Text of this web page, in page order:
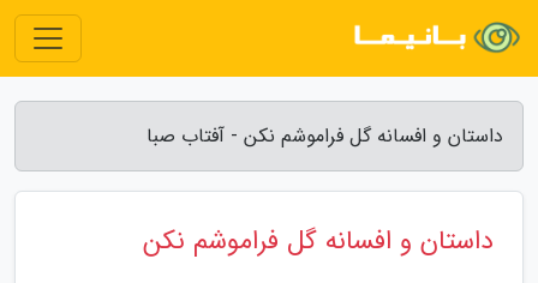
داستان و افسانه گل فراموشم نکن - آفتاب صبا
داستان و افسانه گل فراموشم نکن